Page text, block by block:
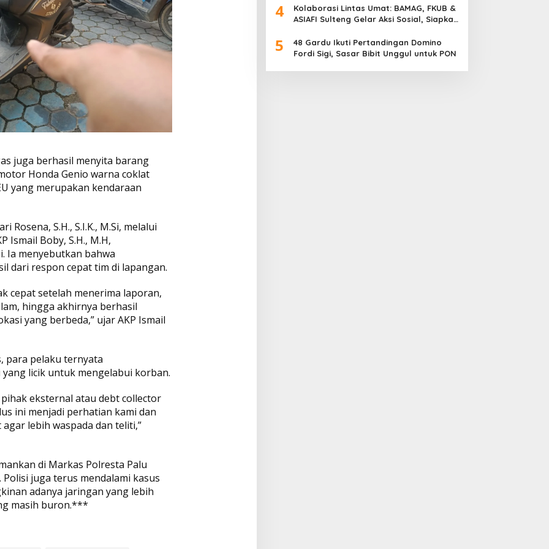
juga berhasil menyita barang
Honda Genio warna coklat
yang merupakan kendaraan
Rosena, S.H., S.I.K., M.Si, melalui
Ismail Boby, S.H., M.H,
Ia menyebutkan bahwa
dari respon cepat tim di lapangan.
cepat setelah menerima laporan,
hingga akhirnya berhasil
yang berbeda,” ujar AKP Ismail
para pelaku ternyata
licik untuk mengelabui korban.
eksternal atau debt collector
ini menjadi perhatian kami dan
lebih waspada dan teliti,”
di Markas Polresta Palu
juga terus mendalami kasus
adanya jaringan yang lebih
masih buron.***
Meriah
4
Kolaborasi Lintas Umat: BAMAG, FKUB &
ASIAFI Sulteng Gelar Aksi Sosial, Siapkan
5
48 Gardu Ikuti Pertandingan Domino
Fordi Sigi, Sasar Bibit Unggul untuk PON